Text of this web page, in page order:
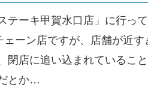
テーキ甲賀水口店」に行って
ーン店ですが、店舗が近す
閉店に追い込まれているこ
とか…